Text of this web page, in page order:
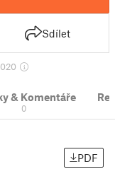
Sdílet
& Komentáře
0
PDF